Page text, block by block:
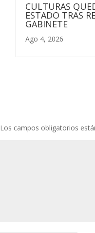
CULTURAS
ESTADO TRAS
GABINETE
Ago 4, 2026
Los campos obligatorios